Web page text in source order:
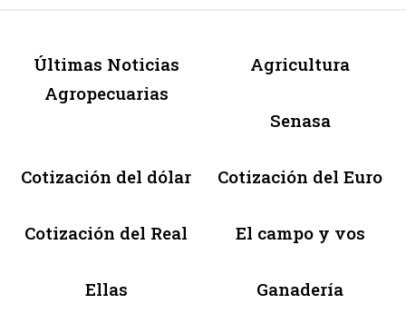
Últimas Noticias
Agropecuarias
Agricultura
Senasa
Cotización del dólar Cotización del Euro
Cotización del Real El campo y vos
Ellas Ganadería